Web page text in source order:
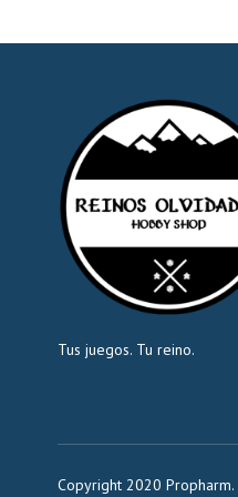
Tus juegos. Tu reino.
Copyright 2020